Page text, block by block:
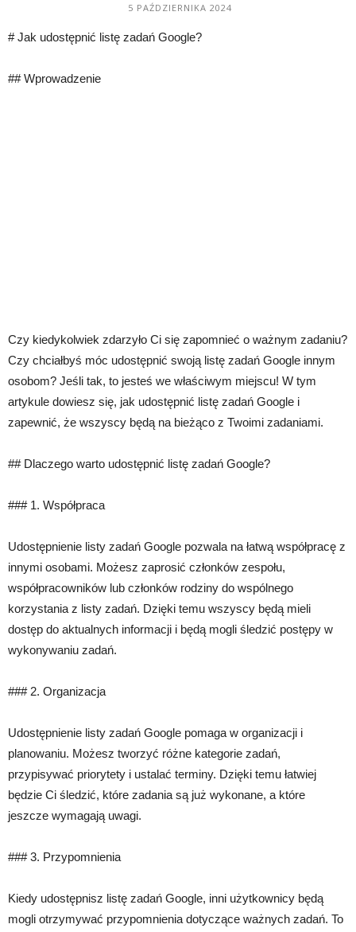
5 PAŹDZIERNIKA 2024
# Jak udostępnić listę zadań Google?
## Wprowadzenie
Czy kiedykolwiek zdarzyło Ci się zapomnieć o ważnym zadaniu?
Czy chciałbyś móc udostępnić swoją listę zadań Google innym
osobom? Jeśli tak, to jesteś we właściwym miejscu! W tym
artykule dowiesz się, jak udostępnić listę zadań Google i
zapewnić, że wszyscy będą na bieżąco z Twoimi zadaniami.
## Dlaczego warto udostępnić listę zadań Google?
### 1. Współpraca
Udostępnienie listy zadań Google pozwala na łatwą współpracę z
innymi osobami. Możesz zaprosić członków zespołu,
współpracowników lub członków rodziny do wspólnego
korzystania z listy zadań. Dzięki temu wszyscy będą mieli
dostęp do aktualnych informacji i będą mogli śledzić postępy w
wykonywaniu zadań.
### 2. Organizacja
Udostępnienie listy zadań Google pomaga w organizacji i
planowaniu. Możesz tworzyć różne kategorie zadań,
przypisywać priorytety i ustalać terminy. Dzięki temu łatwiej
będzie Ci śledzić, które zadania są już wykonane, a które
jeszcze wymagają uwagi.
### 3. Przypomnienia
Kiedy udostępnisz listę zadań Google, inni użytkownicy będą
mogli otrzymywać przypomnienia dotyczące ważnych zadań. To